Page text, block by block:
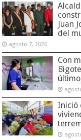
Juan
del
agosto 7, 2026
Con
Inició